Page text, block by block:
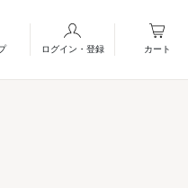
ログイン・登録 カート